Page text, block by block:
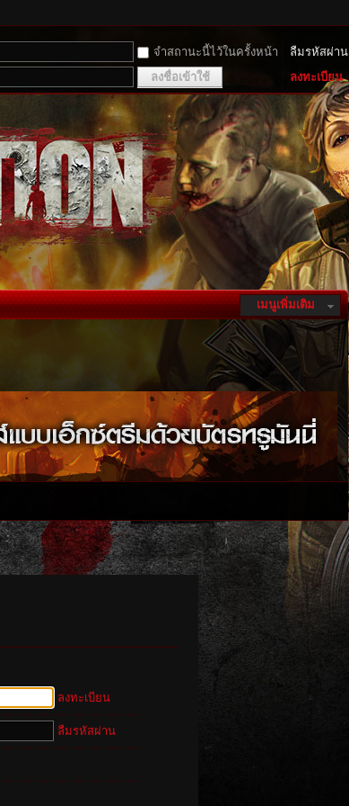
จำสถานะนี้ไว้ในครั้งหน้า
ลืมรหัสผ่าน
ลงชื่อเข้าใช้ ลงทะเบียน
เมนูเพิ่มเติม
ลงทะเบียน
ลืมรหัสผ่าน